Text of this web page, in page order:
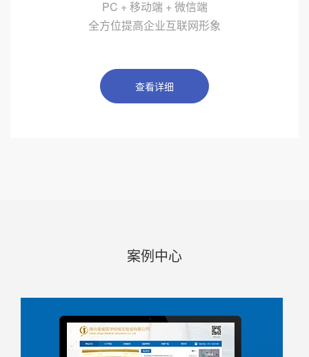
PC + 移动端 + 微信端
全方位提高企业互联网形象
查看详细
案例中心